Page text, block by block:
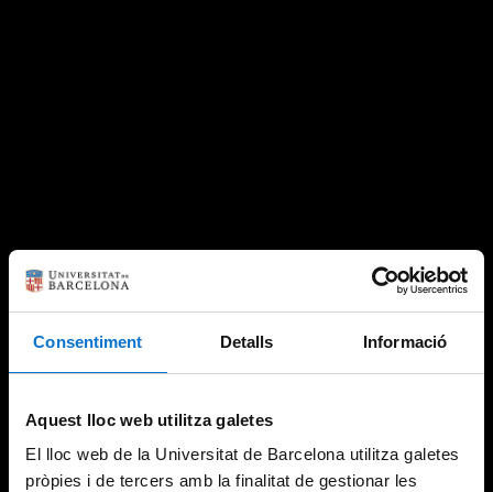
Consentiment Detalls Informació
Aquest lloc web utilitza galetes
El lloc web de la Universitat de Barcelona utilitza galetes
pròpies i de tercers amb la finalitat de gestionar les